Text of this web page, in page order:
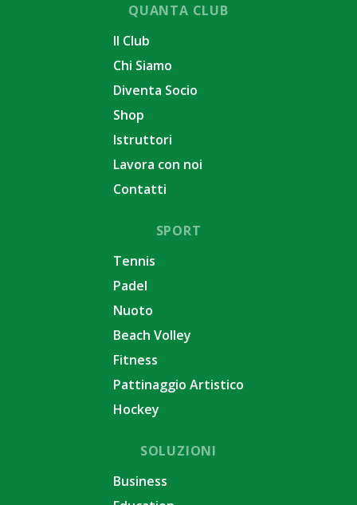
QUANTA CLUB
Il Club
Chi Siamo
Diventa Socio
Shop
Istruttori
Lavora con noi
Contatti
SPORT
Tennis
Padel
Nuoto
Beach Volley
Fitness
Pattinaggio Artistico
Hockey
SOLUZIONI
Business